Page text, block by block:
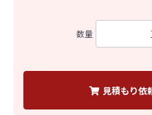
数量
見積もり依